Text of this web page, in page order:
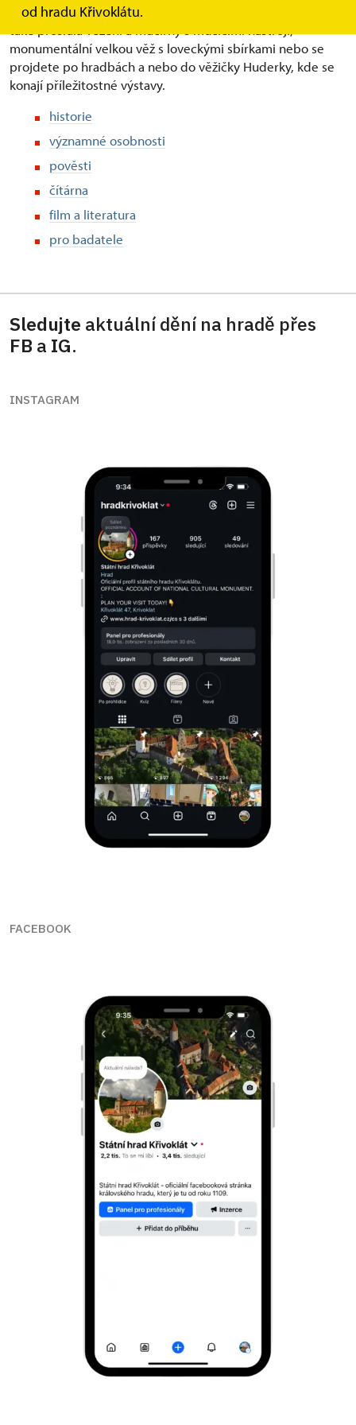
od hradu Křivoklátu.
bohaté fürstenberské muzeum a obrazárnu. Navštívíte
monumentální velkou věž s loveckými sbírkami nebo se
projdete po hradbách a nebo do věžičky Huderky, kde se
konají příležitostné výstavy.
historie
významné osobnosti
pověsti
čítárna
film a literatura
pro badatele
Sledujte aktuální dění na hradě přes
FB a IG.
INSTAGRAM
FACEBOOK